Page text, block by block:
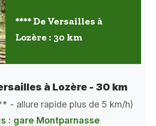
**** De Versailles à
Lozère : 30 km
à Lozère - 30 km
- allure rapide plus de 5 km/h)
: gare Montparnasse